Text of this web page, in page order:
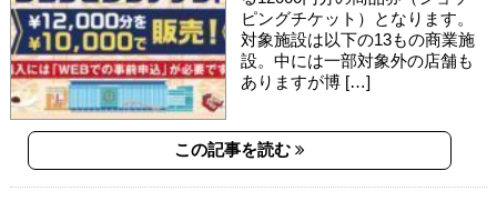
ピングチケット）となります。
対象施設は以下の13もの商業施
設。中には一部対象外の店舗も
ありますが博 […]
この記事を読む